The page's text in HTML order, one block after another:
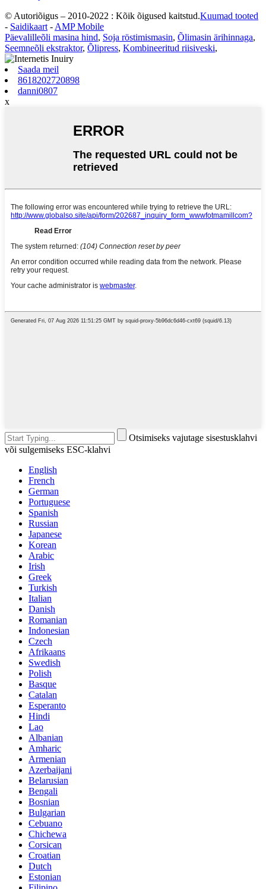
© Autoriõigus – 2010-2022 : Kõik õigused kaitstud.Kuumad tooted
- Saidikaart - AMP Mobile
Päevalilleõli masina hind, Soja röstimismasin, Õlimasin ärihinnaga,
Seemneõli ekstraktor, Õlipress, Kombineeritud riisiveski,
Saada meil
8618202720898
danni0807
x
Otsimiseks vajutage sisestusklahvi
või sulgemiseks ESC-klahvi
English
French
German
Portuguese
Spanish
Russian
Japanese
Korean
Arabic
Irish
Greek
Turkish
Italian
Danish
Romanian
Indonesian
Czech
Afrikaans
Swedish
Polish
Basque
Catalan
Esperanto
Hindi
Lao
Albanian
Amharic
Armenian
Azerbaijani
Belarusian
Bengali
Bosnian
Bulgarian
Cebuano
Chichewa
Corsican
Croatian
Dutch
Estonian